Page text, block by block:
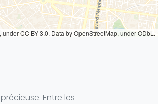
, under CC BY 3.0. Data by OpenStreetMap, under ODbL.
Entre les